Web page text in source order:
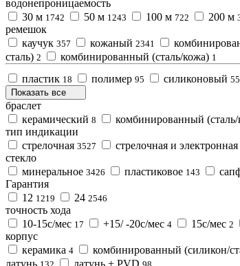
водонепроницаемость
30 м 1742 50 м 1243 100 м 722 200 м
ремешок
каучук 357 кожаный 2341
сталь) 2 комбинированный (сталь/кожа) 1
пластик 18 полимер 95 силиконовый 55
Показать все
браслет
керамический 8 комбинированный (сталь/
тип индикации
стрелочная 3527 стрелочная и электронная
стекло
минеральное 3426 пластиковое 143
Гарантия
12 1219 24 2546
точность хода
10-15с/мес 17 +15/ -20с/мес 4 15с/мес 2
корпус
керамика 4 комбинированный (силикон/
латунь латунь + PVD